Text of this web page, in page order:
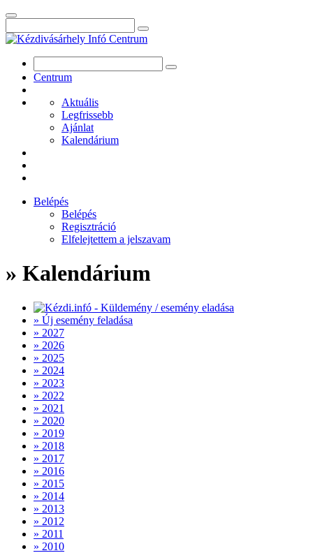
Centrum
Aktuális
Legfrissebb
Ajánlat
Kalendárium
Belépés
Belépés
Regisztráció
Elfelejtettem a jelszavam
» Kalendárium
» Új esemény feladása
» 2027
» 2026
» 2025
» 2024
» 2023
» 2022
» 2021
» 2020
» 2019
» 2018
» 2017
» 2016
» 2015
» 2014
» 2013
» 2012
» 2011
» 2010